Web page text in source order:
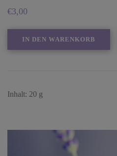
€3,00
IN DEN WARENKORB
Inhalt: 20 g